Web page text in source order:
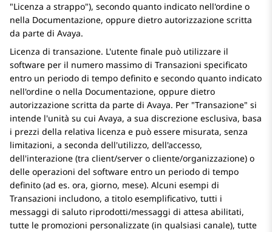
Licenza a strappo ), secondo quanto indicato nell'ordine o
nella Documentazione, oppure dietro autorizzazione scritta
da parte di Avaya.
Licenza di transazione. L'utente finale può utilizzare il
software per il numero massimo di Transazioni specificato
entro un periodo di tempo definito e secondo quanto indicato
nell'ordine o nella Documentazione, oppure dietro
autorizzazione scritta da parte di Avaya. Per "Transazione" si
intende l'unità su cui Avaya, a sua discrezione esclusiva, basa
i prezzi della relativa licenza e può essere misurata, senza
limitazioni, a seconda dell'utilizzo, dell'accesso,
dell'interazione (tra client/server o cliente/organizzazione) o
delle operazioni del software entro un periodo di tempo
definito (ad es. ora, giorno, mese). Alcuni esempi di
Transazioni includono, a titolo esemplificativo, tutti i
messaggi di saluto riprodotti/messaggi di attesa abilitati,
tutte le promozioni personalizzate (in qualsiasi canale), tutte